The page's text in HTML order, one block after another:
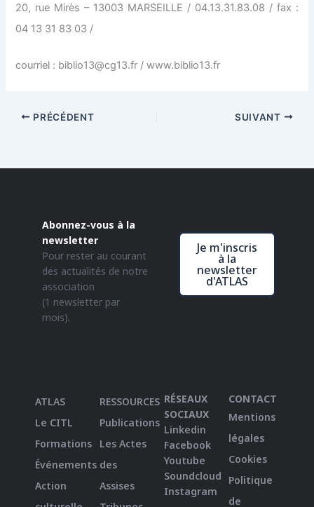
20, rue Mirès – 13003 MARSEILLE / 04.13.31.83.08 / fax :
04 13 31 83 03 /
courriel : biblio13@cg13.fr / www.biblio13.fr
PRÉCÉDENT SUIVANT
Abonnez-vous à la
newsletter
Pour rester au courant
des actualités de notre
association
(1 newsletter par
mois).
Je m'inscris
à la
newsletter
d'ATLAS
ATLAS
Le CITL
Formations
Événements
Action
RESSOURCES
Publications
Les Actes
des
Assises
RÉSEAUX
SOCIAUX
Linkedin
Facebook
Youtube
Soundcloud
Instagram
CONTACT
Mentions
légales
Cookies
Politique
de